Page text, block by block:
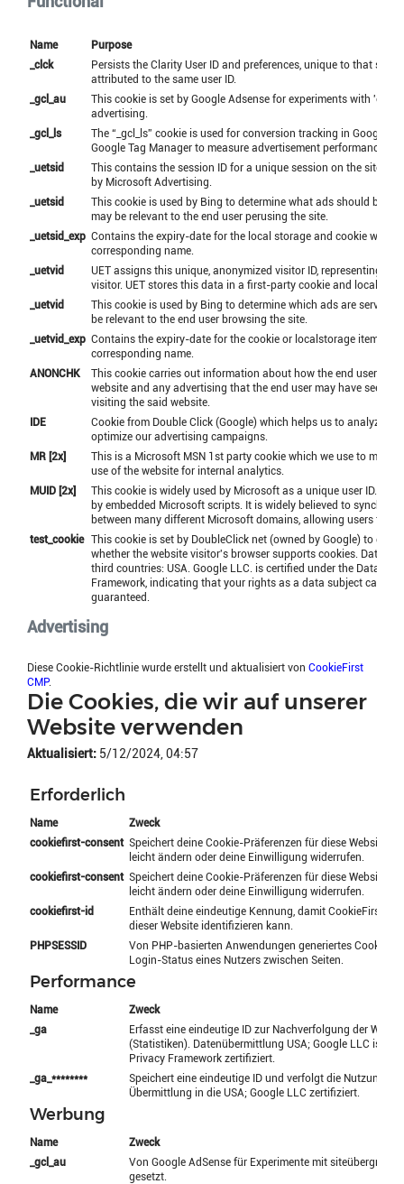
Advertising
Name
Purpose
_clck
Persists the Clarity User ID and preferences, unique to that site is
attributed to the same user ID.
_gcl_au
This cookie is set by Google Adsense for experiments with
advertising.
_gcl_ls
The “_gcl_ls” cookie is used for conversion tracking in Google
Google Tag Manager to measure advertisement performance.
_uetsid
This contains the session ID for a unique session on the site.
by Microsoft Advertising.
_uetsid
This cookie is used by Bing to determine what ads should be
may be relevant to the end user perusing the site.
_uetsid_exp Contains the expiry-date for the local storage and cookie with
corresponding name.
_uetvid
UET assigns this unique, anonymized visitor ID, representing a
visitor. UET stores this data in a first-party cookie and local
_uetvid
This cookie is used by Bing to determine which ads are served
be relevant to the end user browsing the site.
_uetvid_exp Contains the expiry-date for the cookie or localstorage item with
corresponding name.
ANONCHK
This cookie carries out information about how the end user
website and any advertising that the end user may have seen
visiting the said website.
IDE
Cookie from Double Click (Google) which helps us to analyze
optimize our advertising campaigns.
MR [2x]
This is a Microsoft MSN 1st party cookie which we use to
use of the website for internal analytics.
MUID [2x]
This cookie is widely used by Microsoft as a unique user ID. It
by embedded Microsoft scripts. It is widely believed to
between many different Microsoft domains, allowing users to be
test_cookie This cookie is set by DoubleClick net (owned by Google) to
whether the website visitor's browser supports cookies. Data
third countries: USA. Google LLC. is certified under the Data
Framework, indicating that your rights as a data subject can be
guaranteed.
Diese Cookie-Richtlinie wurde erstellt und aktualisiert von CookieFirst
CMP.
Die Cookies, die wir auf unserer
Website verwenden
Aktualisiert: 5/12/2024, 04:57
Erforderlich
Name
Zweck
cookiefirst-consent Speichert deine Cookie-Präferenzen für diese Website.
leicht ändern oder deine Einwilligung widerrufen.
cookiefirst-consent Speichert deine Cookie-Präferenzen für diese Website.
leicht ändern oder deine Einwilligung widerrufen.
cookiefirst-id
Enthält deine eindeutige Kennung, damit CookieFirst
dieser Website identifizieren kann.
PHPSESSID
Von PHP-basierten Anwendungen generiertes Cookie;
Login-Status eines Nutzers zwischen Seiten.
Performance
Name
Zweck
_ga
Erfasst eine eindeutige ID zur Nachverfolgung der
(Statistiken). Datenübermittlung USA; Google LLC ist
Privacy Framework zertifiziert.
_ga_********
Speichert eine eindeutige ID und verfolgt die Nutzung
Übermittlung in die USA; Google LLC zertifiziert.
Werbung
Name
Zweck
_gcl_au
Von Google AdSense für Experimente mit
gesetzt.